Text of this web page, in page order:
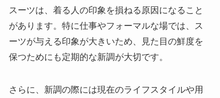
スーツは、着る人の印象を損ねる原因になること
があります。特に仕事やフォーマルな場では、ス
ーツが与える印象が大きいため、見た目の鮮度を
保つためにも定期的な新調が大切です。
さらに、新調の際には現在のライフスタイルや用